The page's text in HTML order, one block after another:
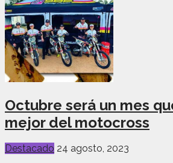
Octubre será un mes
mejor del motocross
Destacado 24 agosto, 2023